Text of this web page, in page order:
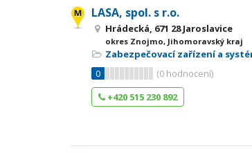
LASA, spol. s r.o.
Hrádecká, 671 28 Jaroslavice
okres Znojmo, Jihomoravský kraj
Zabezpečovací zařízení a
0
(0 hodnocení)
+420 515 230 892